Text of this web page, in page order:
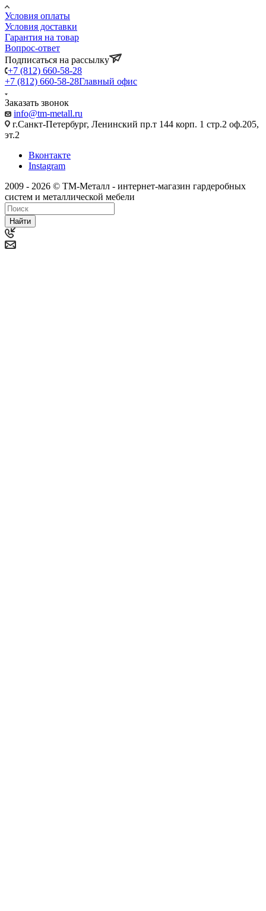
Условия оплаты
Условия доставки
Гарантия на товар
Вопрос-ответ
Подписаться на рассылку
+7 (812) 660-58-28
+7 (812) 660-58-28Главный офис
Заказать звонок
info@tm-metall.ru
г.Санкт-Петербург, Ленинский пр.т 144 корп. 1 стр.2 оф.205,
эт.2
Вконтакте
Instagram
2009 - 2026 © ТМ-Металл - интернет-магазин гардеробных
систем и металлической мебели
Найти